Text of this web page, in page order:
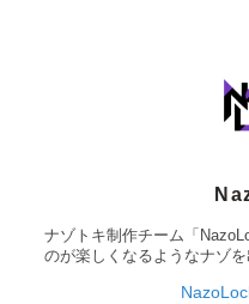
ナゾトキ制作チーム「
のが楽しくなるようなナゾを